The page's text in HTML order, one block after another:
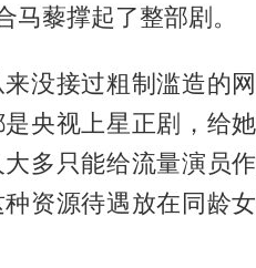
藜撑起了整部剧。
没接过粗制滥造的
央视上星正剧，给
多只能给流量演员
资源待遇放在同龄女